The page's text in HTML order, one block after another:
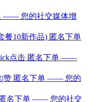
—— 您的社交媒体增
餐10新作品) 匿名下单
点击 匿名下单 ——
|赞 匿名下单 —— 您的
匿名下单 —— 您的社交